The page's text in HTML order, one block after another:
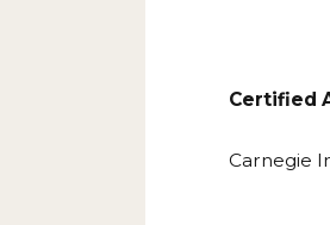
Certified
Carnegie